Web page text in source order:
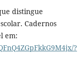
distingue
Cadernos
em:
?